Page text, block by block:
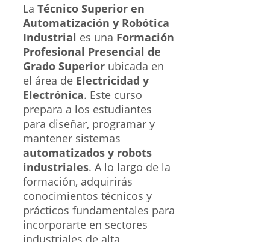
La Técnico Superior en
Automatización y Robótica
Industrial es una Formación
Profesional Presencial de
Grado Superior ubicada en
el área de Electricidad y
Electrónica. Este curso
prepara a los estudiantes
para diseñar, programar y
mantener sistemas
automatizados y robots
industriales. A lo largo de la
formación, adquirirás
conocimientos técnicos y
prácticos fundamentales para
incorporarte en sectores
industriales de alta